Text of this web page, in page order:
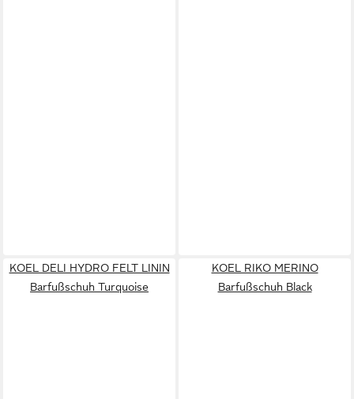
KOEL DELI HYDRO FELT LININ
Barfußschuh Turquoise
KOEL RIKO MERINO
Barfußschuh Black